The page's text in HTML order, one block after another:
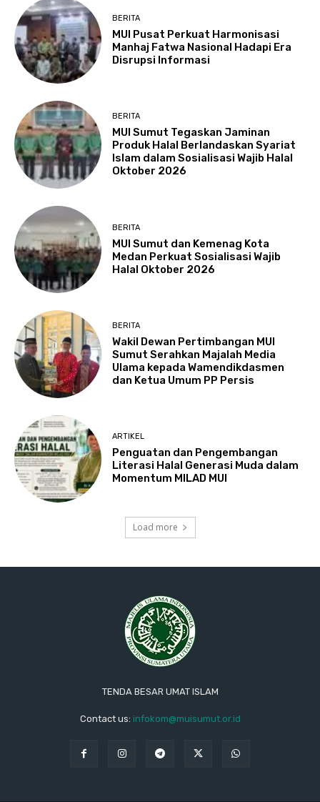
BERITA
MUI Pusat Perkuat Harmonisasi
Manhaj Fatwa Nasional Hadapi Era
Disrupsi Informasi
BERITA
MUI Sumut Tegaskan Jaminan
Produk Halal Berlandaskan Syariat
Islam dalam Sosialisasi Wajib Halal
Oktober 2026
BERITA
MUI Sumut dan Kemenag Kota
Medan Perkuat Sosialisasi Wajib
Halal Oktober 2026
BERITA
Wakil Dewan Pertimbangan MUI
Sumut Serahkan Majalah Media
Ulama kepada Wamendikdasmen
dan Ketua Umum PP Persis
ARTIKEL
Penguatan dan Pengembangan
Literasi Halal Generasi Muda dalam
Momentum MILAD MUI
Load more
TENDA BESAR UMAT ISLAM
Contact us: infokom@muisumut.or.id